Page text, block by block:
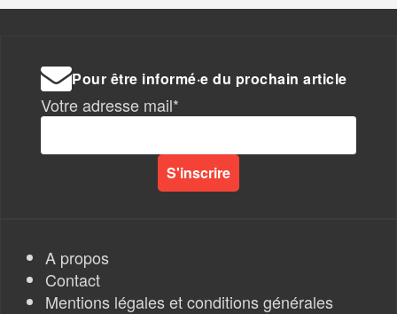
Pour être informé·e du prochain article
Votre adresse mail*
A propos
Contact
Mentions légales et conditions générales